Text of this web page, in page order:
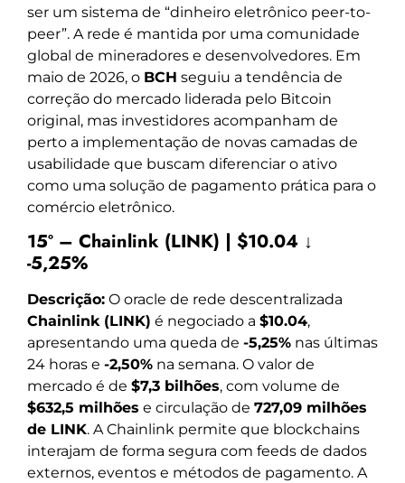
ser um sistema de “dinheiro eletrônico peer-to-
peer”. A rede é mantida por uma comunidade
global de mineradores e desenvolvedores. Em
maio de 2026, o BCH seguiu a tendência de
correção do mercado liderada pelo Bitcoin
original, mas investidores acompanham de
perto a implementação de novas camadas de
usabilidade que buscam diferenciar o ativo
como uma solução de pagamento prática para o
comércio eletrônico.
15º – Chainlink (LINK) | $10.04 ↓
-5,25%
Descrição: O oracle de rede descentralizada
Chainlink (LINK) é negociado a $10.04,
apresentando uma queda de -5,25% nas últimas
24 horas e -2,50% na semana. O valor de
mercado é de $7,3 bilhões, com volume de
$632,5 milhões e circulação de 727,09 milhões
de LINK. A Chainlink permite que blockchains
interajam de forma segura com feeds de dados
externos, eventos e métodos de pagamento. A